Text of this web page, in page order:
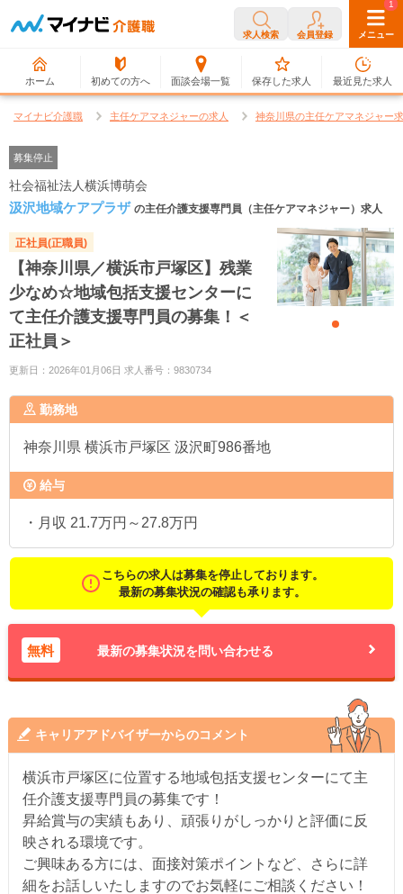
求人検索 会員登録 メニュー
ホーム 初めての方へ 面談会場一覧
0
保存した求人
1
最近見た求人
マイナビ介護職 主任ケアマネジャーの求人 神奈川県の主任ケアマネジャー
募集停止
社会福祉法人横浜博萌会
汲沢地域ケアプラザ の主任介護支援専門員（主任ケアマネジャー）求人
正社員(正職員)
【神奈川県／横浜市戸塚区】残業
少なめ☆地域包括支援センターに
て主任介護支援専門員の募集！＜
正社員＞
更新日：2026年01月06日 求人番号：9830734
勤務地
神奈川県 横浜市戸塚区 汲沢町986番地
給与
・月収 21.7万円～27.8万円
こちらの求人は募集を停止しております。
最新の募集状況の確認も承ります。
無料 最新の募集状況を問い合わせる
キャリアアドバイザーからのコメント
横浜市戸塚区に位置する地域包括支援センターにて主
任介護支援専門員の募集です！
昇給賞与の実績もあり、頑張りがしっかりと評価に反
映される環境です。
ご興味ある方には、面接対策ポイントなど、さらに詳
細をお話しいたしますのでお気軽にご相談ください！